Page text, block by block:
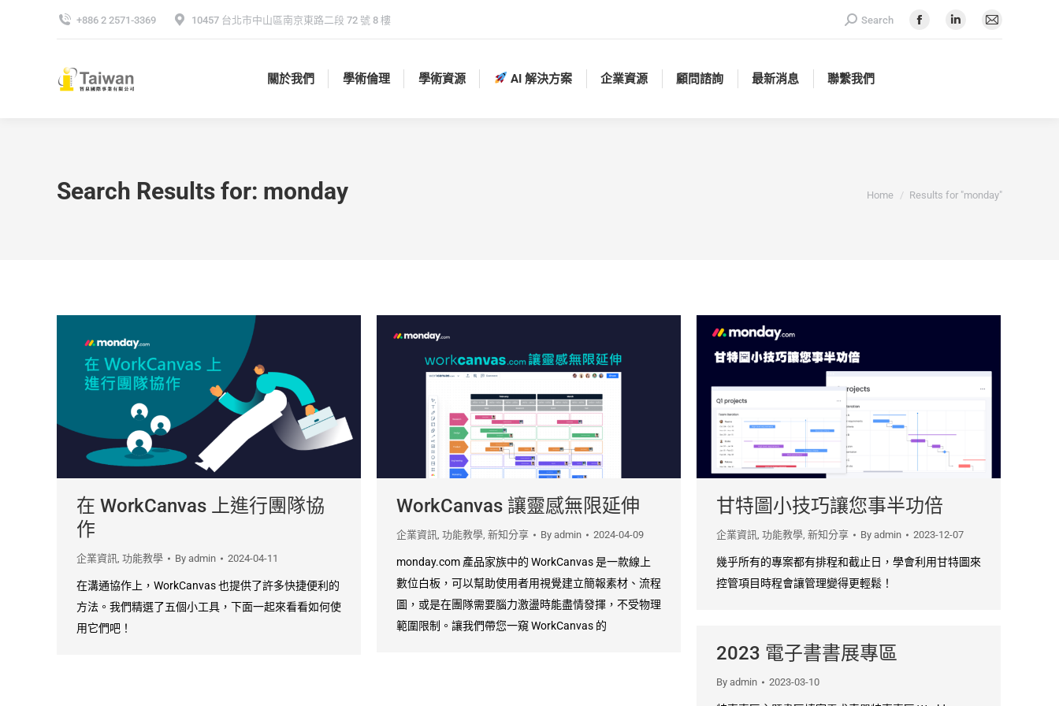
+886 2 2571-3369 10457 台北市中山區南京東路二段 72 號 8 樓 Search:Search
關於我們 學術倫理 學術資源 AI 解決方案 企業資源 顧問諮詢 最新消息 聯繫我們
Search Results for: monday You are here:
Home Results for "monday"
在 WorkCanvas 上進行團隊協
作
企業資訊, 功能教學 By admin 2024-04-11
在溝通協作上，WorkCanvas 也提供了許多快捷便利的
方法。我們精選了五個小工具，下面一起來看看如何使
用它們吧！
WorkCanvas 讓靈感無限延伸
企業資訊, 功能教學, 新知分享 By admin 2024-04-09
monday.com 產品家族中的 WorkCanvas 是一款線上
數位白板，可以幫助使用者用視覺建立簡報素材、流程
圖，或是在團隊需要腦力激盪時能盡情發揮，不受物理
範圍限制。讓我們帶您一窺 WorkCanvas 的
甘特圖小技巧讓您事半功倍
企業資訊, 功能教學, 新知分享 By admin 2023-12-07
幾乎所有的專案都有排程和截止日，學會利用甘特圖來
控管項目時程會讓管理變得更輕鬆！
2023 電子書書展專區
By admin 2023-03-10
關於我們 學術倫理 聯繫我們